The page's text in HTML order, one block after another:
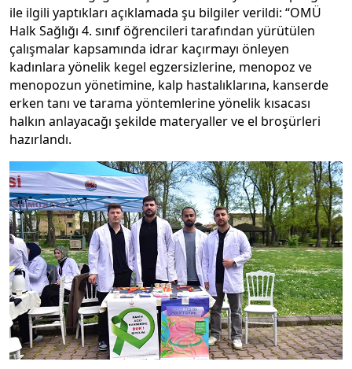
ile ilgili yaptıkları açıklamada şu bilgiler verildi: “OMÜ
Halk Sağlığı 4. sınıf öğrencileri tarafından yürütülen
çalışmalar kapsamında idrar kaçırmayı önleyen
kadınlara yönelik kegel egzersizlerine, menopoz ve
menopozun yönetimine, kalp hastalıklarına, kanserde
erken tanı ve tarama yöntemlerine yönelik kısacası
halkın anlayacağı şekilde materyaller ve el broşürleri
hazırlandı.